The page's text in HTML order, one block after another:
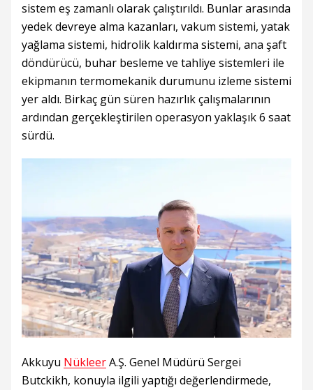
sistem eş zamanlı olarak çalıştırıldı. Bunlar arasında
yedek devreye alma kazanları, vakum sistemi, yatak
yağlama sistemi, hidrolik kaldırma sistemi, ana şaft
döndürücü, buhar besleme ve tahliye sistemleri ile
ekipmanın termomekanik durumunu izleme sistemi
yer aldı. Birkaç gün süren hazırlık çalışmalarının
ardından gerçekleştirilen operasyon yaklaşık 6 saat
sürdü.
Akkuyu NükleerA.Ş. Genel Müdürü Sergei
Butckikh, konuyla ilgili yaptığı değerlendirmede,